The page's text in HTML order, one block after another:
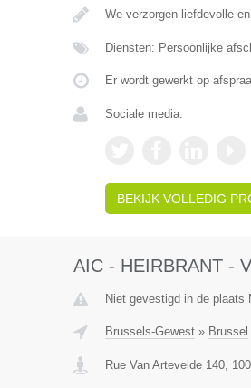
We verzorgen liefdevolle
Diensten: Persoonlijke
Er wordt gewerkt op
Sociale media:
BEKIJK VOLLEDIG
AIC - HEIRBRANT -
Niet gevestigd in de plaats
Brussels-Gewest» Brussel
Rue Van Artevelde 140,